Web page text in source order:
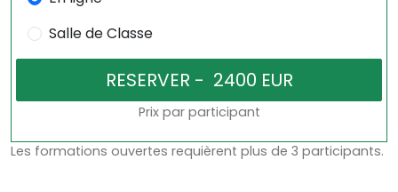
Salle de Classe
Prix par participant
Les formations ouvertes requièrent plus de 3 participants.